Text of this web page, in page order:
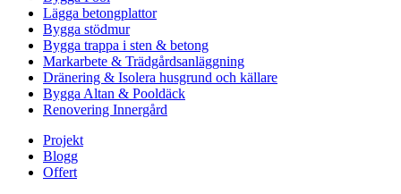
Lägga betongplattor
Bygga stödmur
Bygga trappa i sten & betong
Markarbete & Trädgårdsanläggning
Dränering & Isolera husgrund och källare
Bygga Altan & Pooldäck
Renovering Innergård
Projekt
Blogg
Offert